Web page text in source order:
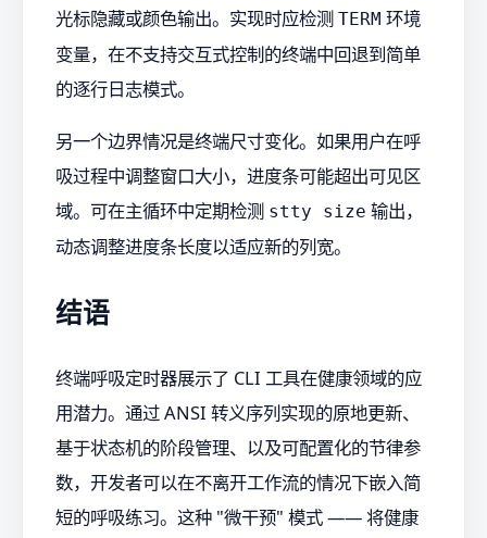
光标隐藏或颜色输出。实现时应检测 TERM 环境
变量，在不支持交互式控制的终端中回退到简单
的逐行日志模式。
另一个边界情况是终端尺寸变化。如果用户在呼
吸过程中调整窗口大小，进度条可能超出可见区
域。可在主循环中定期检测 stty size 输出，
动态调整进度条长度以适应新的列宽。
结语
终端呼吸定时器展示了 CLI 工具在健康领域的应
用潜力。通过 ANSI 转义序列实现的原地更新、
基于状态机的阶段管理、以及可配置化的节律参
数，开发者可以在不离开工作流的情况下嵌入简
短的呼吸练习。这种 "微干预" 模式 —— 将健康